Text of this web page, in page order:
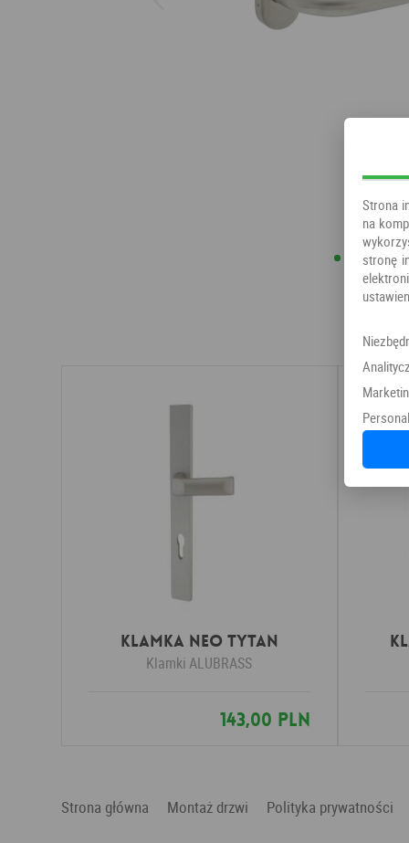
Klamka NEO tytan
KlamkiALUBRASS
143,00 PLN
Strona główna Montaż drzwi Polityka prywatności
Strona
na
stronę